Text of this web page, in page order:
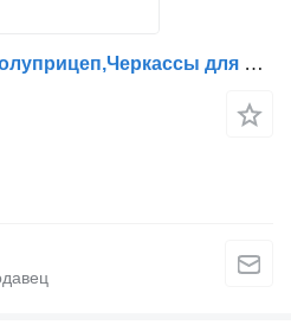
Тормозная камера на полуприцеп,Черкассы для полуприцепа